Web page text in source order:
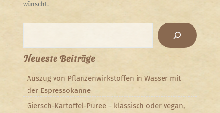
wünscht.
Neueste Beiträge
Auszug von Pflanzenwirkstoffen in Wasser mit
der Espressokanne
Giersch-Kartoffel-Püree – klassisch oder vegan,